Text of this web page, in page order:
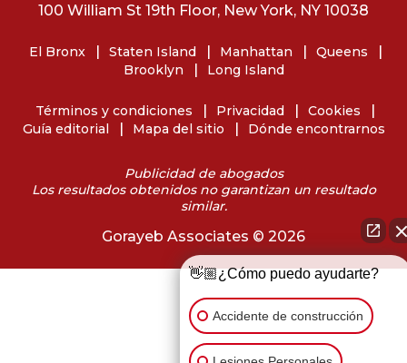
100 William St 19th Floor, New York, NY 10038
Publicidad de abogados
Los resultados obtenidos no garantizan un resultado
similar.
Gorayeb Associates © 2026
El Bronx Staten Island Manhattan
Queens
Brooklyn
Long Island
Términos y condiciones Privacidad
Cookies
Guía editorial
Mapa del sitio Dónde encontrarnos
👋🏼¿Cómo puedo ayudarte?
Accidente de construcción